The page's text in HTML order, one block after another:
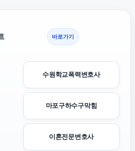
바로가기
수원학교폭력변호사
마포구하수구막힘
이혼전문변호사